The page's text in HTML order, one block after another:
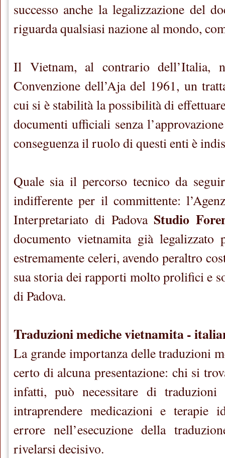
successo anche la legalizzazione del
riguarda qualsiasi nazione al mondo,
Il Vietnam, al contrario dell’Italia,
Convenzione dell’Aja del 1961, un
cui si è stabilità la possibilità di
documenti ufficiali senza
conseguenza il ruolo di questi enti è
Quale sia il percorso tecnico da
indifferente per il committente:
Interpretariato di PadovaStudio
documento vietnamita già
estremamente celeri, avendo peraltro
sua storia dei rapporti molto prolifici e
di Padova.
Traduzioni mediche vietnamita -
La grande importanza delle traduzioni
certo di alcuna presentazione: chi si
infatti, può necessitare di
intraprendere medicazioni e terapie
errore nell’esecuzione della
rivelarsi decisivo.